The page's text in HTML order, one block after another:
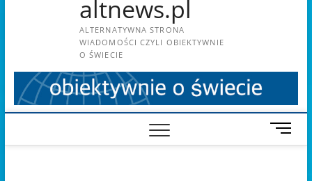
altnews.pl
ALTERNATYWNA STRONA
WIADOMOŚCI CZYLI OBIEKTYWNIE
O ŚWIECIE
M
e